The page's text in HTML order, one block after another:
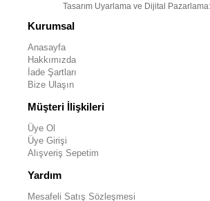
Tasarım Uyarlama ve Dijital Pazarlama:
Kurumsal
Anasayfa
Hakkımızda
İade Şartları
Bize Ulaşın
Müşteri İlişkileri
Üye Ol
Üye Girişi
Alışveriş Sepetim
Yardım
Mesafeli Satış Sözleşmesi